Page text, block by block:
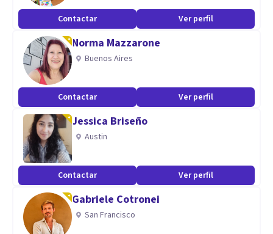
Contactar Ver perfil
Norma Mazzarone
Buenos Aires
Contactar Ver perfil
Jessica Briseño
Austin
Contactar Ver perfil
Gabriele Cotronei
San Francisco